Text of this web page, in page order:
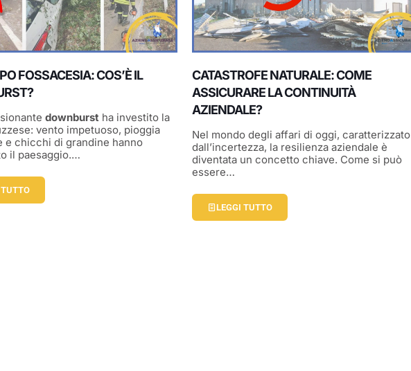
FOSSACESIA: COS’È IL
downburst ha investito la
vento impetuoso, pioggia
e chicchi di grandine hanno
il paesaggio.…
CATASTROFE NATURALE: COME
ASSICURARE LA CONTINUITÀ
AZIENDALE?
Nel mondo degli affari di oggi, caratterizzato
dall’incertezza, la resilienza aziendale è
diventata un concetto chiave. Come si può
essere…
LEGGI TUTTO